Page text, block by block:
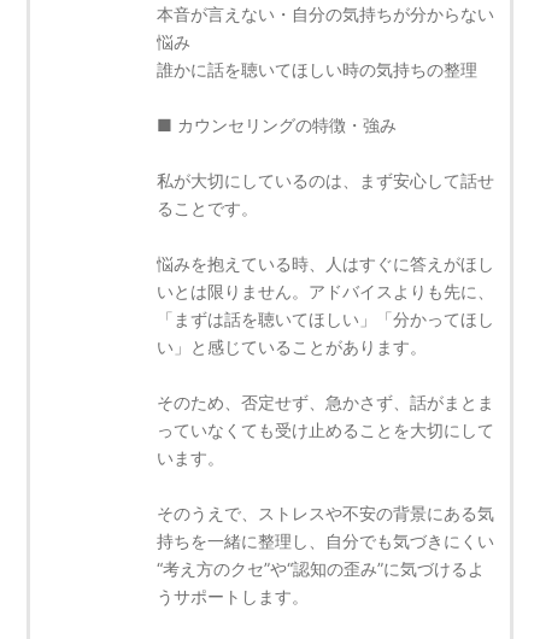
本音が言えない・自分の気持ちが分からない
悩み
誰かに話を聴いてほしい時の気持ちの整理
■ カウンセリングの特徴・強み
私が大切にしているのは、まず安心して話せ
ることです。
悩みを抱えている時、人はすぐに答えがほし
いとは限りません。アドバイスよりも先に、
「まずは話を聴いてほしい」「分かってほし
い」と感じていることがあります。
そのため、否定せず、急かさず、話がまとま
っていなくても受け止めることを大切にして
います。
そのうえで、ストレスや不安の背景にある気
持ちを一緒に整理し、自分でも気づきにくい
“考え方のクセ”や“認知の歪み”に気づけるよ
うサポートします。